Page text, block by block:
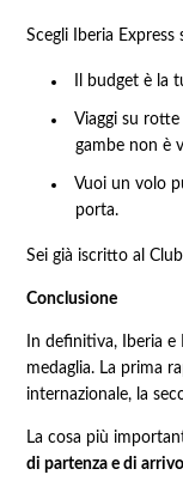
Scegli Iberia Express
Il budget è la
Viaggi su
gambe non è
Vuoi un volo
porta.
Sei già iscritto al
Conclusione
In definitiva, Iberia e
medaglia. La prima
internazionale, la
La cosa più
di partenza e di